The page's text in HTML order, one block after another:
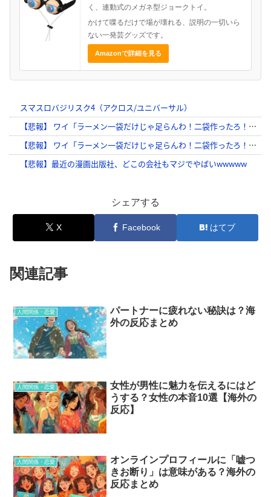
く、連動式のメガネ型ジョークトイ。
かけて喋るだけで場が壊れる、説明の一切いら
ない一発芸グッズです。
Amazonで詳細を見る
シェアする
X Facebook はてブ
関連記事
人間関係・恋愛
パートナーに疲れない秘訣は？海
外の反応まとめ
人間関係・恋愛
女性が男性に魅力を伝えるにはど
うする？女性の本音10選【海外の
反応】
人間関係・恋愛
オンラインプロフィールに「嘘つ
きお断り」は意味がある？海外の
反応まとめ